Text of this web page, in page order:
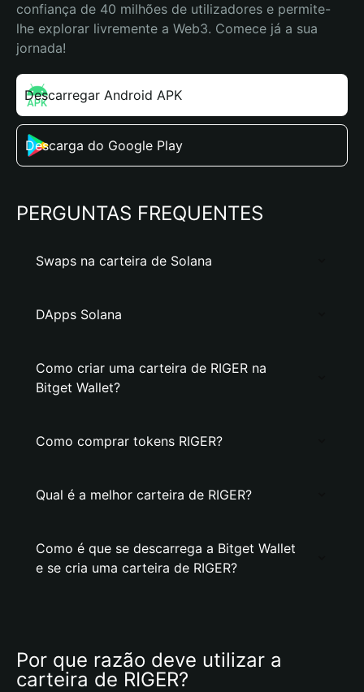
confiança de 40 milhões de utilizadores e permite-
lhe explorar livremente a Web3. Comece já a sua
jornada!
Descarregar Android APK
Descarga do Google Play
PERGUNTAS FREQUENTES
Swaps na carteira de Solana
DApps Solana
Como criar uma carteira de RIGER na
Bitget Wallet?
Como comprar tokens RIGER?
Qual é a melhor carteira de RIGER?
Como é que se descarrega a Bitget Wallet
e se cria uma carteira de RIGER?
Por que razão deve utilizar a
carteira de RIGER?